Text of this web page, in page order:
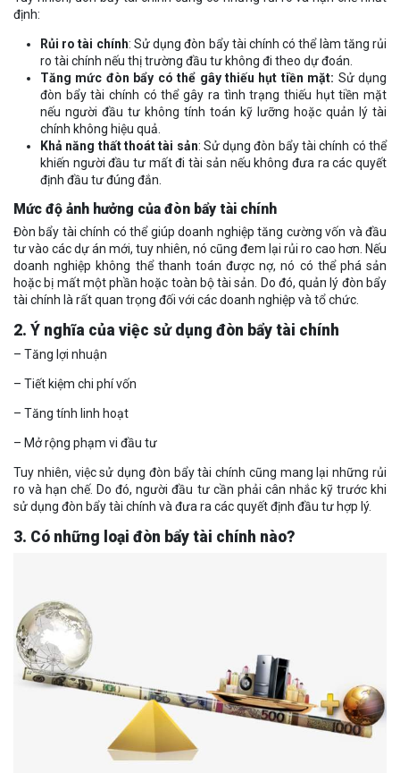
định:
Rủi ro tài chính: Sử dụng đòn bẩy tài chính có thể làm tăng rủi
ro tài chính nếu thị trường đầu tư không đi theo dự đoán.
Tăng mức đòn bẩy có thể gây thiếu hụt tiền mặt: Sử dụng
đòn bẩy tài chính có thể gây ra tình trạng thiếu hụt tiền mặt
nếu người đầu tư không tính toán kỹ lưỡng hoặc quản lý tài
chính không hiệu quả.
Khả năng thất thoát tài sản: Sử dụng đòn bẩy tài chính có thể
khiến người đầu tư mất đi tài sản nếu không đưa ra các quyết
định đầu tư đúng đắn.
Mức độ ảnh hưởng của đòn bẩy tài chính
Đòn bẩy tài chính có thể giúp doanh nghiệp tăng cường vốn và đầu
tư vào các dự án mới, tuy nhiên, nó cũng đem lại rủi ro cao hơn. Nếu
doanh nghiệp không thể thanh toán được nợ, nó có thể phá sản
hoặc bị mất một phần hoặc toàn bộ tài sản. Do đó, quản lý đòn bẩy
tài chính là rất quan trọng đối với các doanh nghiệp và tổ chức.
2. Ý nghĩa của việc sử dụng đòn bẩy tài chính
– Tăng lợi nhuận
– Tiết kiệm chi phí vốn
– Tăng tính linh hoạt
– Mở rộng phạm vi đầu tư
Tuy nhiên, việc sử dụng đòn bẩy tài chính cũng mang lại những rủi
ro và hạn chế. Do đó, người đầu tư cần phải cân nhắc kỹ trước khi
sử dụng đòn bẩy tài chính và đưa ra các quyết định đầu tư hợp lý.
3. Có những loại đòn bẩy tài chính nào?